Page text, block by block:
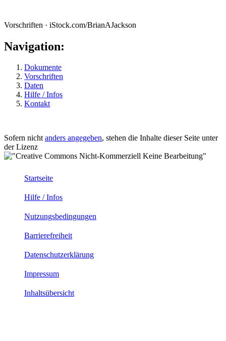
Vorschriften · iStock.com/BrianAJackson
Navigation:
Dokumente
Vorschriften
Daten
Hilfe / Infos
Kontakt
Sofern nichtanders angegeben, stehen die Inhalte dieser Seite unter
der Lizenz
Startseite
Hilfe / Infos
Nutzungsbedingungen
Barrierefreiheit
Datenschutzerklärung
Impressum
Inhaltsübersicht